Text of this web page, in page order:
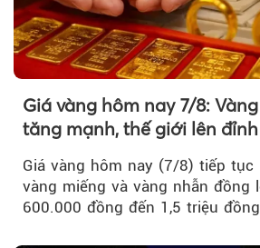
Giá vàng hôm nay 7/8:
tăng mạnh, thế giới lên
Giá vàng hôm nay (7/8) tiếp tục
vàng miếng và vàng nhẫn đồng
600.000 đồng đến 1,5 triệu